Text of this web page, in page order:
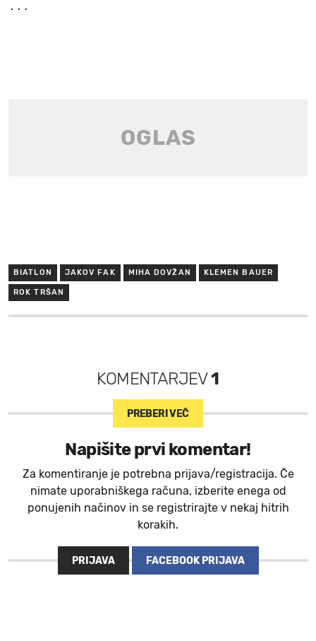
BIATLON JAKOV FAK MIHA DOVŽAN KLEMEN BAUER
ROK TRŠAN
KOMENTARJEV1
PREBERI VEČ
Napišite prvi komentar!
Za komentiranje je potrebna prijava/registracija. Če
nimate uporabniškega računa, izberite enega od
ponujenih načinov in se registrirajte v nekaj hitrih
korakih.
PRIJAVA FACEBOOK PRIJAVA